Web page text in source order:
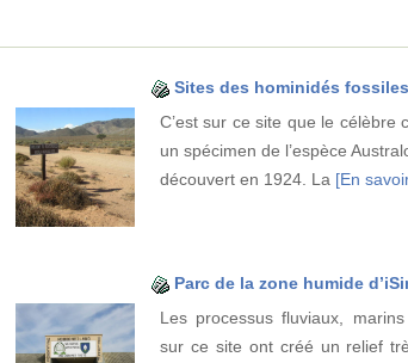
Sites des hominidés fossiles
C’est sur ce site que le célèbre
un spécimen de l’espèce
découvert en 1924. La [En
Parc de la zone humide
Les processus fluviaux,
sur ce site ont créé un relief